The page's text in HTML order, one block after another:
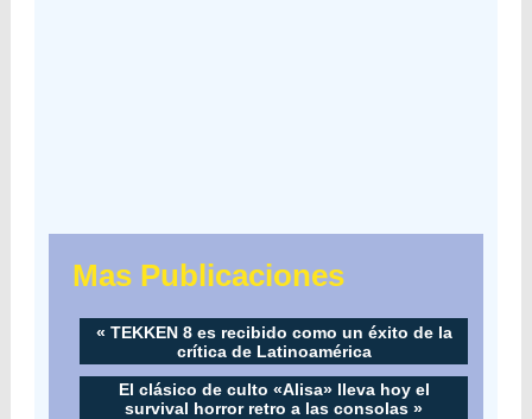
Mas Publicaciones
« TEKKEN 8 es recibido como un éxito de la
crítica de Latinoamérica
El clásico de culto «Alisa» lleva hoy el
survival horror retro a las consolas »